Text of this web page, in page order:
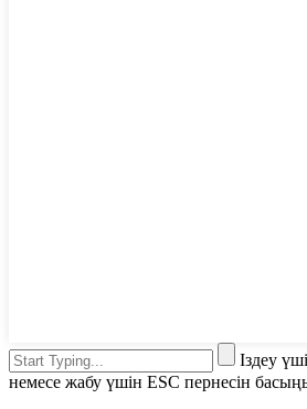
Іздеу
немесе жабу үшін ESC пернесін